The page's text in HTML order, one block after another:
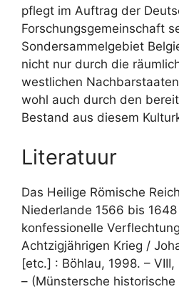
pflegt im Auftrag der
Forschungsgemeinschaft
Sondersammelgebiet
nicht nur durch die
westlichen
wohl auch durch den
Bestand aus diesem
Literatuur
Das Heilige Römische
Niederlande 1566 bis
konfessionelle
Achtzigjährigen Krieg /
[etc.] : Böhlau, 1998. –
– (Münstersche historische